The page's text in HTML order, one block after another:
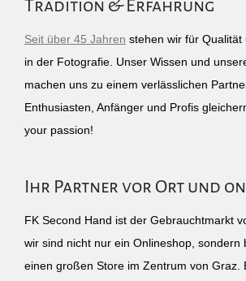
Tradition & Erfahrung
Seit über 45 Jahren stehen wir für
in der Fotografie. Unser Wissen und
machen uns zu einem verlässlichen
Enthusiasten, Anfänger und Profis
your passion!
Ihr Partner vor Ort und
FK Second Hand ist der Gebrauchtmarkt
wir sind nicht nur ein Onlineshop, sondern
einen großen Store im Zentrum von Graz.